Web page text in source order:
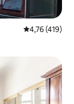
Gemiddelde
4,76 (419)